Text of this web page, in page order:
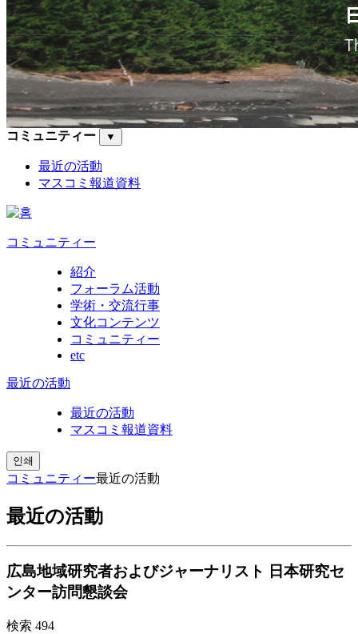
コミュニティー ▼
最近の活動
マスコミ報道資料
コミュニティー
紹介
フォーラム活動
学術・交流行事
文化コンテンツ
コミュニティー
etc
最近の活動
最近の活動
マスコミ報道資料
인쇄
コミュニティー最近の活動
最近の活動
広島地域研究者およびジャーナリスト 日本研究セ
ンター訪問懇談会
検索 494